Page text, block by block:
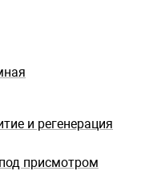
и регенерация
присмотром